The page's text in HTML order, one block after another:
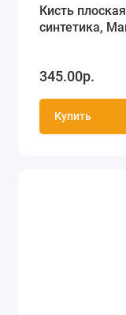
Кисть
синтетика,
345.00р.
Купить